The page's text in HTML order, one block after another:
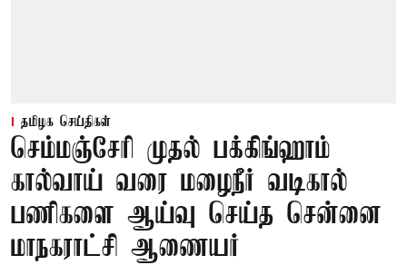
தமிழக செய்திகள்
செம்மஞ்சேரி முதல் பக்கிங்ஹாம்
கால்வாய் வரை மழைநீர் வடிகால்
பணிகளை ஆய்வு செய்த சென்னை
மாநகராட்சி ஆணையர்